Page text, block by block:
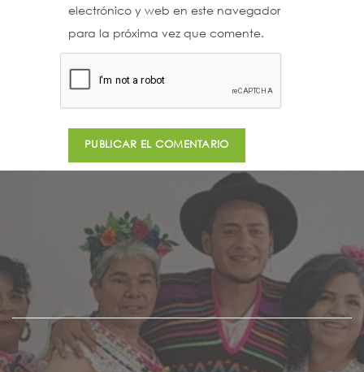
electrónico y web en este navegador
para la próxima vez que comente.